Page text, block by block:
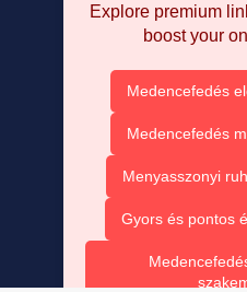
Explore premium
boost your
Medencefedés
Medencefedés
Menyasszonyi
Gyors és pontos